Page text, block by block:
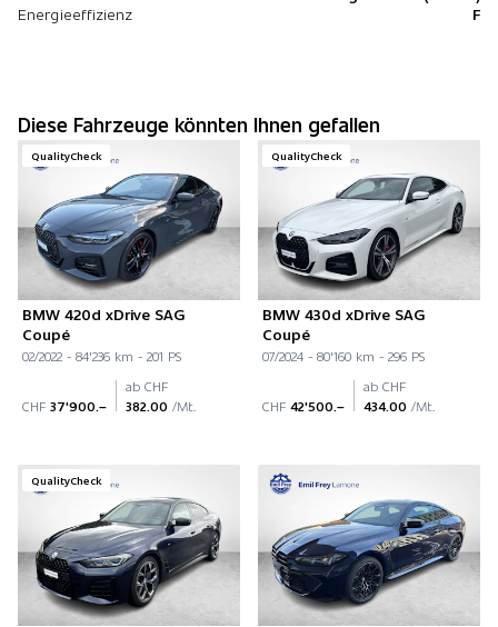
Energieeffizienz
F
Diese Fahrzeuge könnten Ihnen gefallen
QualityCheck
BMW 420d xDrive SAG
Coupé
02/2022 - 84'236 km - 201 PS
CHF 37'900.–
ab CHF
382.00 /Mt.
QualityCheck
BMW 430d xDrive SAG
Coupé
07/2024 - 80'160 km - 296 PS
CHF 42'500.–
ab CHF
434.00 /Mt.
QualityCheck